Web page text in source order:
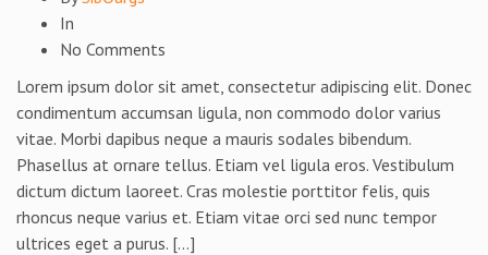
In
No Comments
Lorem ipsum dolor sit amet, consectetur adipiscing elit. Donec
condimentum accumsan ligula, non commodo dolor varius
vitae. Morbi dapibus neque a mauris sodales bibendum.
Phasellus at ornare tellus. Etiam vel ligula eros. Vestibulum
dictum dictum laoreet. Cras molestie porttitor felis, quis
rhoncus neque varius et. Etiam vitae orci sed nunc tempor
ultrices eget a purus. […]